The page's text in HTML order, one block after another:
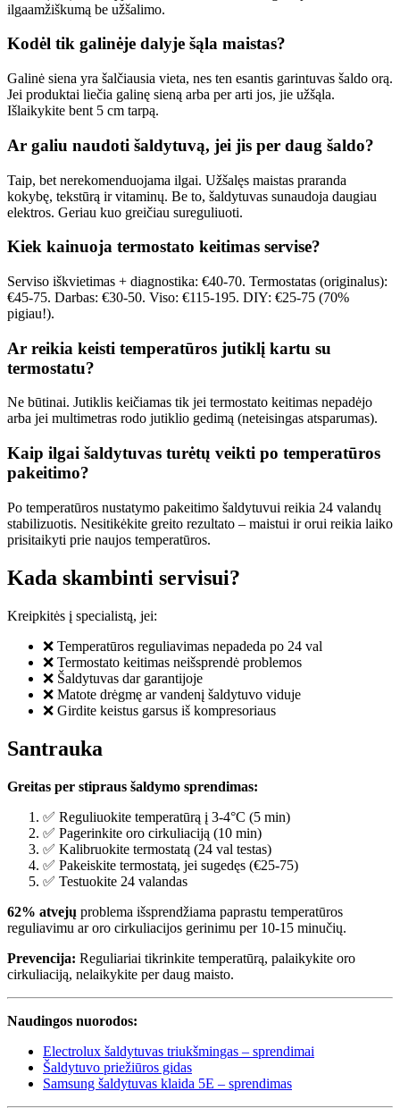
ilgaamžiškumą be užšalimo.
Kodėl tik galinėje dalyje šąla maistas?
Galinė siena yra šalčiausia vieta, nes ten esantis garintuvas šaldo orą.
Jei produktai liečia galinę sieną arba per arti jos, jie užšąla.
Išlaikykite bent 5 cm tarpą.
Ar galiu naudoti šaldytuvą, jei jis per daug šaldo?
Taip, bet nerekomenduojama ilgai. Užšalęs maistas praranda
kokybę, tekstūrą ir vitaminų. Be to, šaldytuvas sunaudoja daugiau
elektros. Geriau kuo greičiau sureguliuoti.
Kiek kainuoja termostato keitimas servise?
Serviso iškvietimas + diagnostika: €40-70. Termostatas (originalus):
€45-75. Darbas: €30-50. Viso: €115-195. DIY: €25-75 (70%
pigiau!).
Ar reikia keisti temperatūros jutiklį kartu su
termostatu?
Ne būtinai. Jutiklis keičiamas tik jei termostato keitimas nepadėjo
arba jei multimetras rodo jutiklio gedimą (neteisingas atsparumas).
Kaip ilgai šaldytuvas turėtų veikti po temperatūros
pakeitimo?
Po temperatūros nustatymo pakeitimo šaldytuvui reikia 24 valandų
stabilizuotis. Nesitikėkite greito rezultato – maistui ir orui reikia laiko
prisitaikyti prie naujos temperatūros.
Kada skambinti servisui?
Kreipkitės į specialistą, jei:
❌ Temperatūros reguliavimas nepadeda po 24 val
❌ Termostato keitimas neišsprendė problemos
❌ Šaldytuvas dar garantijoje
❌ Matote drėgmę ar vandenį šaldytuvo viduje
❌ Girdite keistus garsus iš kompresoriaus
Santrauka
Greitas per stipraus šaldymo sprendimas:
✅ Reguliuokite temperatūrą į 3-4°C (5 min)
✅ Pagerinkite oro cirkuliaciją (10 min)
✅ Kalibruokite termostatą (24 val testas)
✅ Pakeiskite termostatą, jei sugedęs (€25-75)
✅ Testuokite 24 valandas
62% atvejų problema išsprendžiama paprastu temperatūros
reguliavimu ar oro cirkuliacijos gerinimu per 10-15 minučių.
Prevencija: Reguliariai tikrinkite temperatūrą, palaikykite oro
cirkuliaciją, nelaikykite per daug maisto.
Naudingos nuorodos:
Electrolux šaldytuvas triukšmingas – sprendimai
Šaldytuvo priežiūros gidas
Samsung šaldytuvas klaida 5E – sprendimas